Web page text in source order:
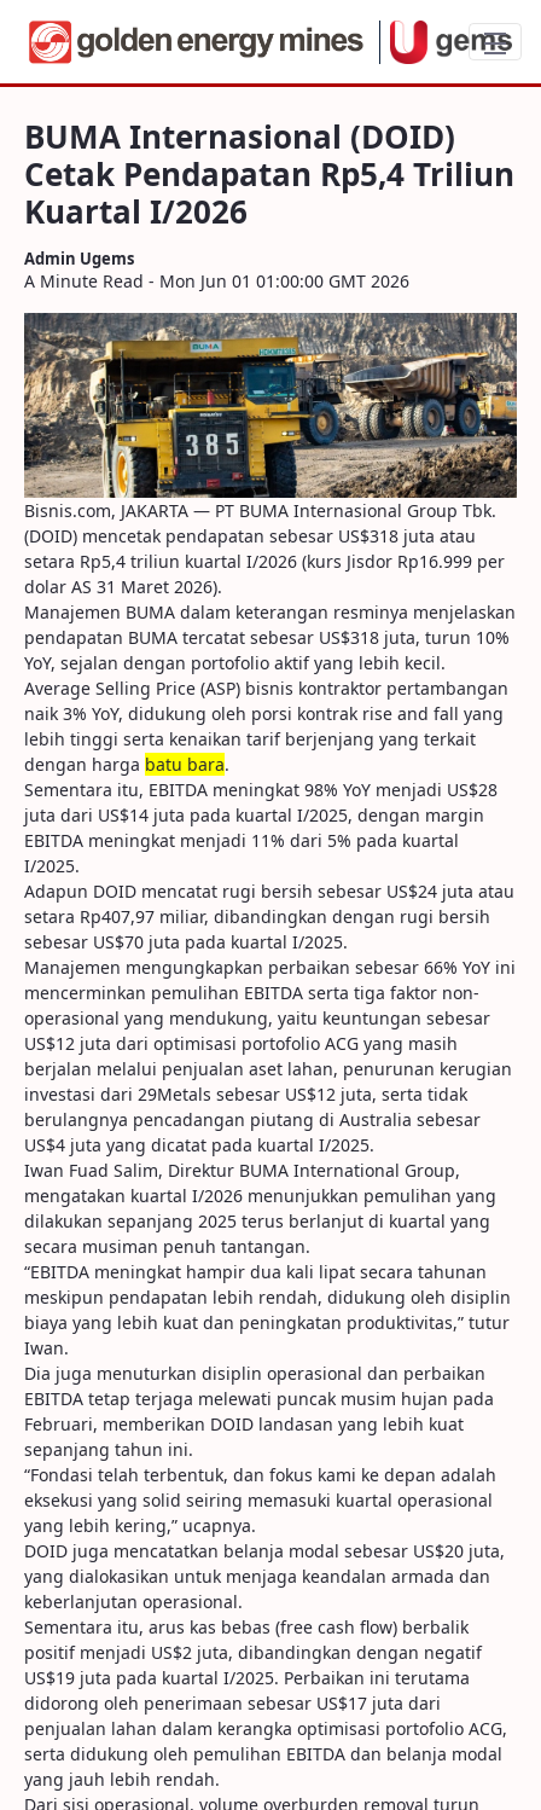
BUMA Internasional (DOID) Cetak
BUMA Internasional (DOID)
Cetak Pendapatan Rp5,4 Triliun
Kuartal I/2026
Admin Ugems
A Minute Read - Mon Jun 01 01:00:00 GMT 2026
Bisnis.com, JAKARTA — PT BUMA Internasional Group Tbk.
(DOID) mencetak pendapatan sebesar US$318 juta atau
setara Rp5,4 triliun kuartal I/2026 (kurs Jisdor Rp16.999 per
dolar AS 31 Maret 2026).
Manajemen BUMA dalam keterangan resminya menjelaskan
pendapatan BUMA tercatat sebesar US$318 juta, turun 10%
YoY, sejalan dengan portofolio aktif yang lebih kecil.
Average Selling Price (ASP) bisnis kontraktor pertambangan
naik 3% YoY, didukung oleh porsi kontrak rise and fall yang
lebih tinggi serta kenaikan tarif berjenjang yang terkait
dengan harga batu bara.
Sementara itu, EBITDA meningkat 98% YoY menjadi US$28
juta dari US$14 juta pada kuartal I/2025, dengan margin
EBITDA meningkat menjadi 11% dari 5% pada kuartal
I/2025.
Adapun DOID mencatat rugi bersih sebesar US$24 juta atau
setara Rp407,97 miliar, dibandingkan dengan rugi bersih
sebesar US$70 juta pada kuartal I/2025.
Manajemen mengungkapkan perbaikan sebesar 66% YoY ini
mencerminkan pemulihan EBITDA serta tiga faktor non-
operasional yang mendukung, yaitu keuntungan sebesar
US$12 juta dari optimisasi portofolio ACG yang masih
berjalan melalui penjualan aset lahan, penurunan kerugian
investasi dari 29Metals sebesar US$12 juta, serta tidak
berulangnya pencadangan piutang di Australia sebesar
US$4 juta yang dicatat pada kuartal I/2025.
Iwan Fuad Salim, Direktur BUMA International Group,
mengatakan kuartal I/2026 menunjukkan pemulihan yang
dilakukan sepanjang 2025 terus berlanjut di kuartal yang
secara musiman penuh tantangan.
“EBITDA meningkat hampir dua kali lipat secara tahunan
meskipun pendapatan lebih rendah, didukung oleh disiplin
biaya yang lebih kuat dan peningkatan produktivitas,” tutur
Iwan.
Dia juga menuturkan disiplin operasional dan perbaikan
EBITDA tetap terjaga melewati puncak musim hujan pada
Februari, memberikan DOID landasan yang lebih kuat
sepanjang tahun ini.
“Fondasi telah terbentuk, dan fokus kami ke depan adalah
eksekusi yang solid seiring memasuki kuartal operasional
yang lebih kering,” ucapnya.
DOID juga mencatatkan belanja modal sebesar US$20 juta,
yang dialokasikan untuk menjaga keandalan armada dan
keberlanjutan operasional.
Sementara itu, arus kas bebas (free cash flow) berbalik
positif menjadi US$2 juta, dibandingkan dengan negatif
US$19 juta pada kuartal I/2025. Perbaikan ini terutama
didorong oleh penerimaan sebesar US$17 juta dari
penjualan lahan dalam kerangka optimisasi portofolio ACG,
serta didukung oleh pemulihan EBITDA dan belanja modal
yang jauh lebih rendah.
Dari sisi operasional, volume overburden removal turun